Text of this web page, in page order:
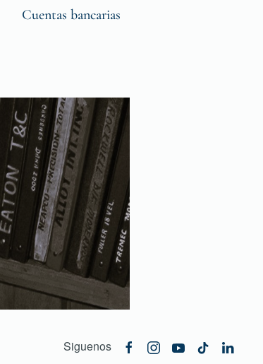
Cuentas bancarias
Siguenos